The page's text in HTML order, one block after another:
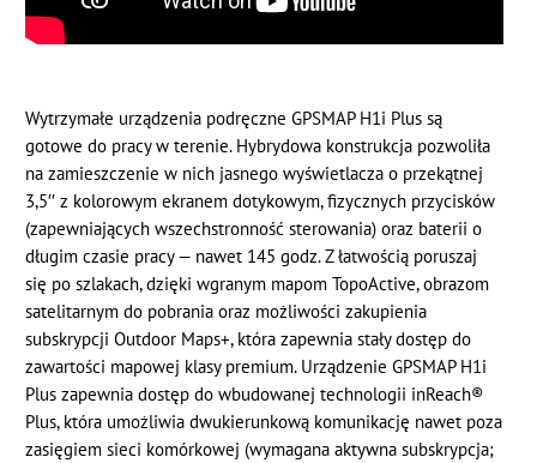
Wytrzymałe urządzenia podręczne GPSMAP H1i Plus są
gotowe do pracy w terenie. Hybrydowa konstrukcja pozwoliła
na zamieszczenie w nich jasnego wyświetlacza o przekątnej
3,5′′ z kolorowym ekranem dotykowym, fizycznych przycisków
(zapewniających wszechstronność sterowania) oraz baterii o
długim czasie pracy — nawet 145 godz. Z łatwością poruszaj
się po szlakach, dzięki wgranym mapom TopoActive, obrazom
satelitarnym do pobrania oraz możliwości zakupienia
subskrypcji Outdoor Maps+, która zapewnia stały dostęp do
zawartości mapowej klasy premium. Urządzenie GPSMAP H1i
Plus zapewnia dostęp do wbudowanej technologii inReach®
Plus, która umożliwia dwukierunkową komunikację nawet poza
zasięgiem sieci komórkowej (wymagana aktywna subskrypcja;